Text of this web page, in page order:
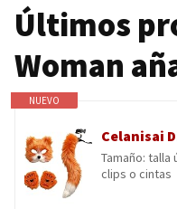
Últimos
Woman
NUEVO
Tamaño: talla
clips o cintas